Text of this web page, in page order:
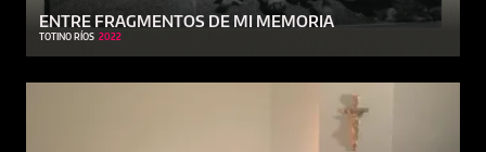
ENTRE FRAGMENTOS DE MI MEMORIA
TOTINO RÍOS 2022